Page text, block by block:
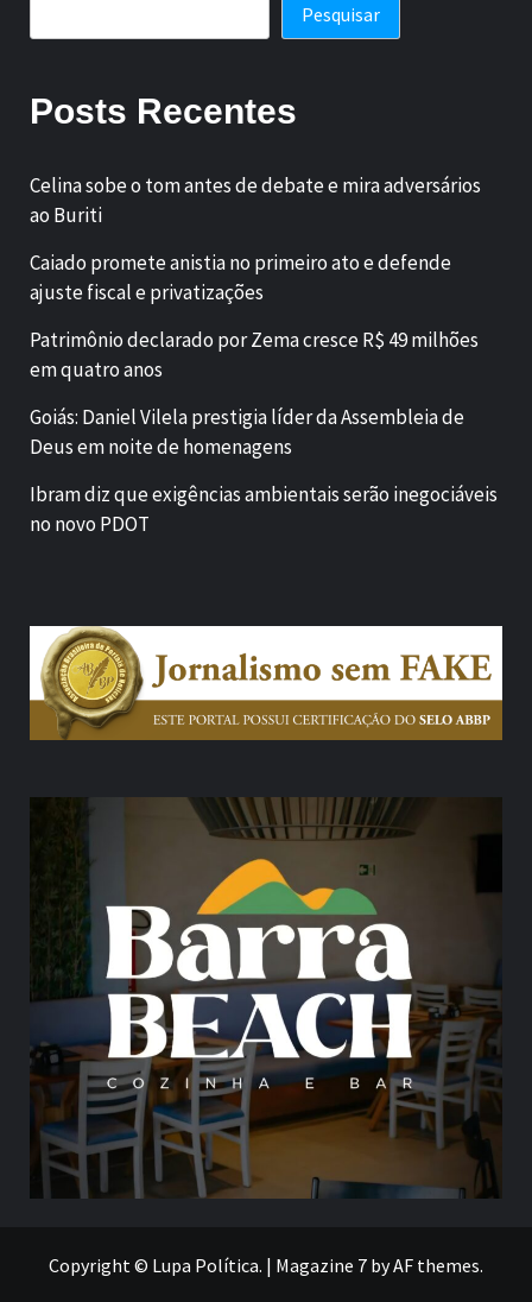
Pesquisar
Posts Recentes
Celina sobe o tom antes de debate e mira adversários
ao Buriti
Caiado promete anistia no primeiro ato e defende
ajuste fiscal e privatizações
Patrimônio declarado por Zema cresce R$ 49 milhões
em quatro anos
Goiás: Daniel Vilela prestigia líder da Assembleia de
Deus em noite de homenagens
Ibram diz que exigências ambientais serão inegociáveis
no novo PDOT
Copyright © Lupa Política. | Magazine 7 by AF themes.